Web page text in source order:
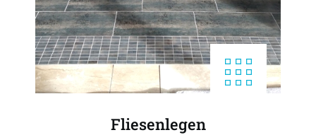
Fliesenlegen